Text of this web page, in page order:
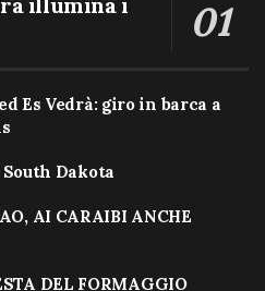
Es Vedrà: giro in barca a
Dakota
AI CARAIBI ANCHE
DEL FORMAGGIO